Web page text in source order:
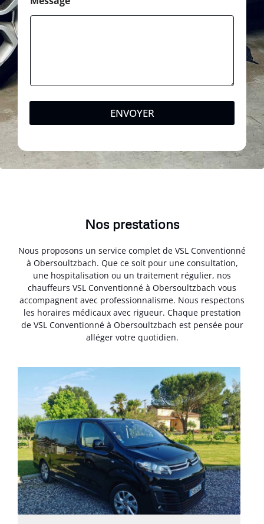
ENVOYER
Nos prestations
Nous proposons un service complet de VSL Conventionné
à Obersoultzbach. Que ce soit pour une consultation,
une hospitalisation ou un traitement régulier, nos
chauffeurs VSL Conventionné à Obersoultzbach vous
accompagnent avec professionnalisme. Nous respectons
les horaires médicaux avec rigueur. Chaque prestation
de VSL Conventionné à Obersoultzbach est pensée pour
alléger votre quotidien.